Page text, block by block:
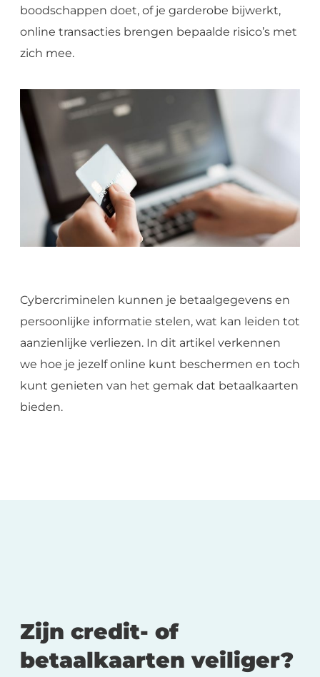
boodschappen doet, of je garderobe bijwerkt,
online transacties brengen bepaalde risico’s met
zich mee.
Cybercriminelen kunnen je betaalgegevens en
persoonlijke informatie stelen, wat kan leiden tot
aanzienlijke verliezen. In dit artikel verkennen
we hoe je jezelf online kunt beschermen en toch
kunt genieten van het gemak dat betaalkaarten
bieden.
Zijn credit- of
betaalkaarten veiliger?